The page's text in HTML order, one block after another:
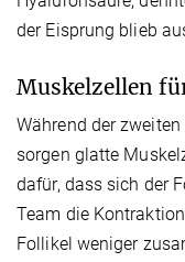
der Eisprung blieb
Muskelzellen
Während der
sorgen glatte
dafür, dass sich der
Team die
Follikel weniger